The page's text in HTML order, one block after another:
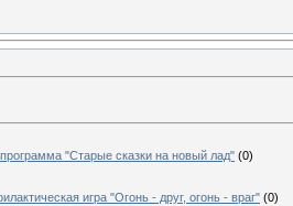
"Старые сказки на новый лад" (0)
игра "Огонь - друг, огонь - враг" (0)